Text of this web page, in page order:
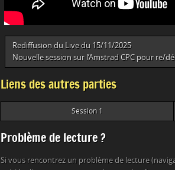
Rediffusion du Live du 15/11/2025
Nouvelle session sur l’Amstrad CPC pour re/
Liens des autres parties
Session 1
Problème de lecture ?
Si vous rencontrez un problème de lecture